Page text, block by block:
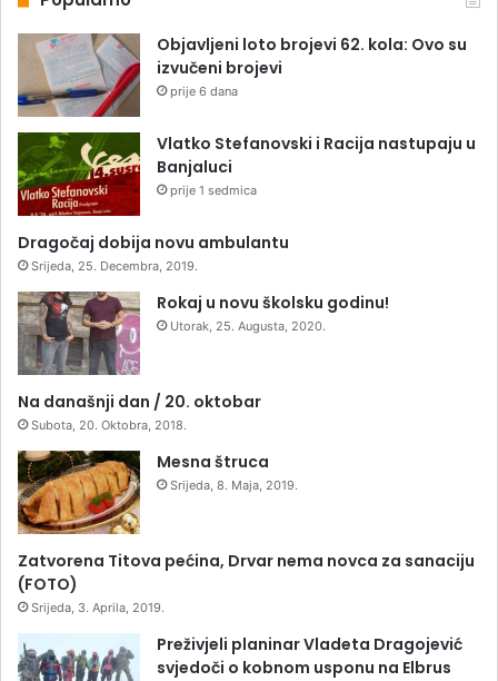
Objavljeni loto brojevi 62. kola: Ovo su
izvučeni brojevi
prije 6 dana
Vlatko Stefanovski i Racija nastupaju u
Banjaluci
prije 1 sedmica
Dragočaj dobija novu ambulantu
Srijeda, 25. Decembra, 2019.
Rokaj u novu školsku godinu!
Utorak, 25. Augusta, 2020.
Na današnji dan / 20. oktobar
Subota, 20. Oktobra, 2018.
Mesna štruca
Srijeda, 8. Maja, 2019.
Zatvorena Titova pećina, Drvar nema novca za sanaciju
(FOTO)
Srijeda, 3. Aprila, 2019.
Preživjeli planinar Vladeta Dragojević
svjedoči o kobnom usponu na Elbrus